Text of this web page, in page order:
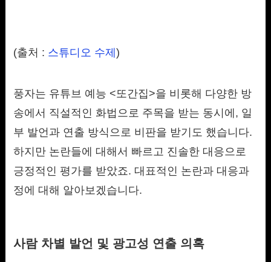
(출처 : 스튜디오 수제)
풍자는 유튜브 예능 <또간집>을 비롯해 다양한 방
송에서 직설적인 화법으로 주목을 받는 동시에, 일
부 발언과 연출 방식으로 비판을 받기도 했습니다.
하지만 논란들에 대해서 빠르고 진솔한 대응으로
긍정적인 평가를 받았죠. 대표적인 논란과 대응과
정에 대해 알아보겠습니다.
사람 차별 발언 및 광고성 연출 의혹